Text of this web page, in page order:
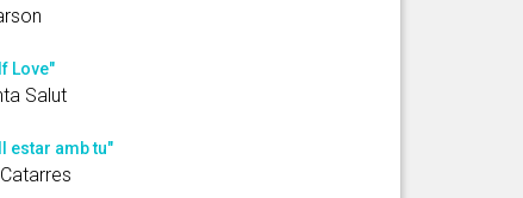
Love"
Salut
estar amb tu"